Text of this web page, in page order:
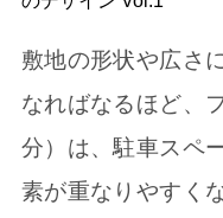
敷地の形状や広さ
なればなるほど、
分）は、駐車スペ
素が重なりやすく